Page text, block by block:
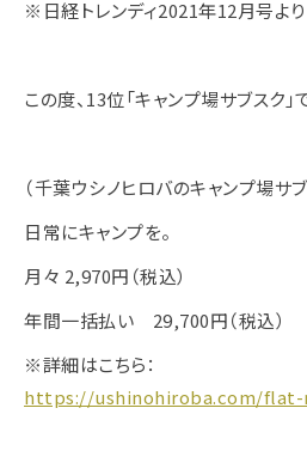
※日経トレンディ2021年12月号より
この度、13位「キャンプ場サブスク」
（千葉ウシノヒロバのキャンプ場サ
日常にキャンプを。
月々 2,970円（税込）
年間一括払い 29,700円（税込）
※詳細はこちら：
https://ushinohiroba.com/